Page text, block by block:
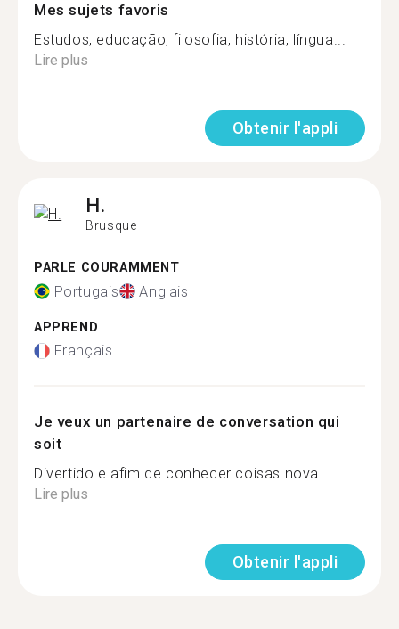
Mes sujets favoris
Estudos, educação, filosofia, história, língua...
Lire plus
Obtenir l'appli
H.
Brusque
PARLE COURAMMENT
Portugais Anglais
APPREND
Français
Je veux un partenaire de conversation qui
soit
Divertido e afim de conhecer coisas nova...
Lire plus
Obtenir l'appli